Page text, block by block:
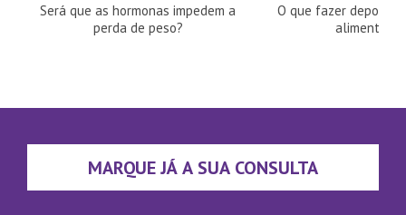
Será que as hormonas impedem a
perda de peso?
O que fazer depois
MARQUE JÁ A SUA CONSULTA